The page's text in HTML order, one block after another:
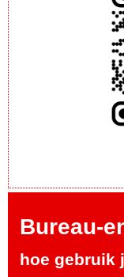
Bureau-
hoe gebruik